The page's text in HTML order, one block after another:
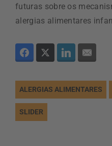
futuras sobre os
alergias alimentares
ALERGIAS ALIMENTARES
SLIDER